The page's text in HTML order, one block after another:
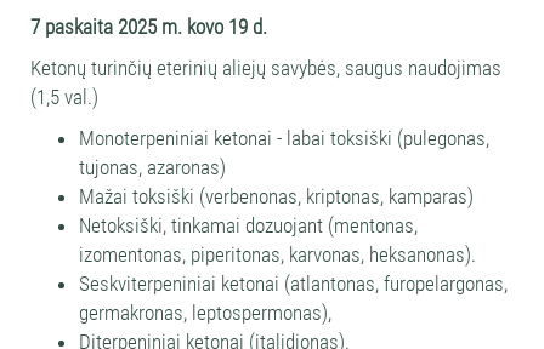
7 paskaita 2025 m. kovo 19 d.
Ketonų turinčių eterinių aliejų savybės, saugus naudojimas
(1,5 val.)
Monoterpeniniai ketonai - labai toksiški (pulegonas,
tujonas, azaronas)
Mažai toksiški (verbenonas, kriptonas, kamparas)
Netoksiški, tinkamai dozuojant (mentonas,
izomentonas, piperitonas, karvonas, heksanonas).
Seskviterpeniniai ketonai (atlantonas, furopelargonas,
germakronas, leptospermonas),
Diterpeniniai ketonai (italidionas).